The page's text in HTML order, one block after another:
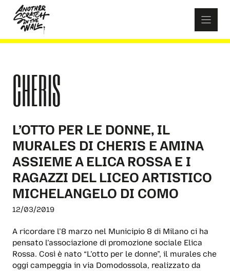
content
CHERIS
L’OTTO PER LE DONNE, IL
MURALES DI CHERIS E AMINA
ASSIEME A ELICA ROSSA E I
RAGAZZI DEL LICEO ARTISTICO
MICHELANGELO DI COMO
12/03/2019
A ricordare l’8 marzo nel Municipio 8 di Milano ci ha
pensato l’associazione di promozione sociale Elica
Rossa. Così è nato “L’otto per le donne”, il murales che
oggi campeggia in via Domodossola, realizzato da